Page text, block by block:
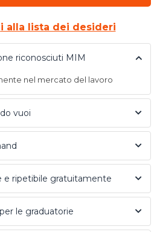
alla lista dei desideri
riconosciuti MIM
nel mercato del lavoro
vuoi
e ripetibile gratuitamente
le graduatorie